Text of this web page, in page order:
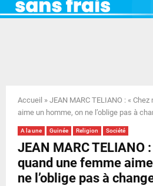
Y
N
Accueil » JEAN MARC TELIANO : «
aime un homme, on ne l’oblige pas à
A la une Guinée Religion Société
JEAN MARC TELIANO
quand une femme
ne l’oblige pas à